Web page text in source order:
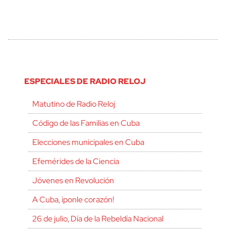
ESPECIALES DE RADIO RELOJ
Matutino de Radio Reloj
Código de las Familias en Cuba
Elecciones municipales en Cuba
Efemérides de la Ciencia
Jóvenes en Revolución
A Cuba, ¡ponle corazón!
26 de julio, Día de la Rebeldía Nacional